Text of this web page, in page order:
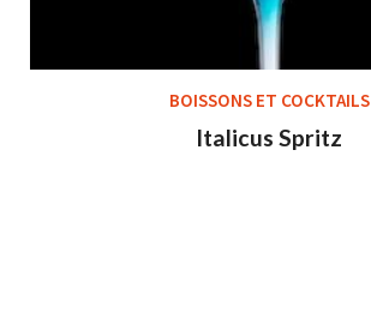
BOISSONS ET COCKTAILS
Italicus Spritz